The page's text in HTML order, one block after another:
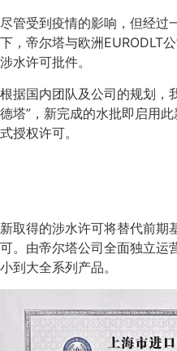
尽管受到疫情的影响，但经过
下，帝尔塔与欧洲EURODLT
涉水许可批件。
根据国内团队及公司的规划，
德塔”，新完成的水批即启用
式授权许可。
新取得的涉水许可将替代前期
可。由帝尔塔公司全面独立运
小到大全系列产品。